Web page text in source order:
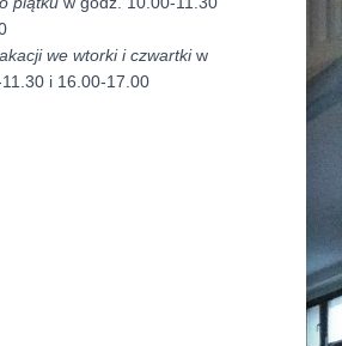
we wtorki i czwartkiw
i 16.00-17.00